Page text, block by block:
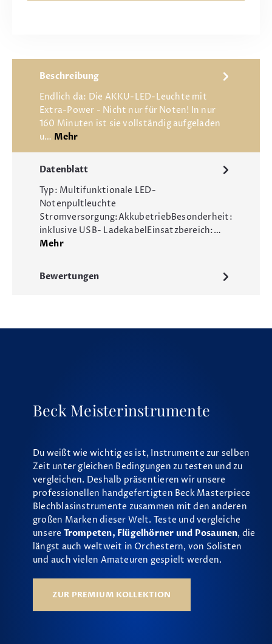
Beschreibung
Endlich da: Die AKKU-LED-Leuchte mit
Extra-Power - Nicht nur für Noten! In nur
160 Minuten ist sie vollständig aufgeladen
u… Mehr
Datenblatt
Typ: Multifunktionale LED-
Notenpultleuchte
Stromversorgung:AkkubetriebBesonderheit:
inklusive USB- LadekabelEinsatzbereich:…
Mehr
Bewertungen
Beck Meisterinstrumente
Du weißt wie wichtig es ist, Instrumente zur selben
Zeit unter gleichen Bedingungen zu testen und zu
vergleichen. Deshalb präsentieren wir unsere
professionellen handgefertigten Beck Masterpiece
Blechblasinstrumente zusammen mit den anderen
großen Marken dieser Welt. Teste und vergleiche
unsere Trompeten, Flügelhörner und Posaunen, die
längst auch weltweit in Orchestern, von Solisten
und auch vielen Amateuren gespielt werden.
ZUR PREMIUM KOLLEKTION